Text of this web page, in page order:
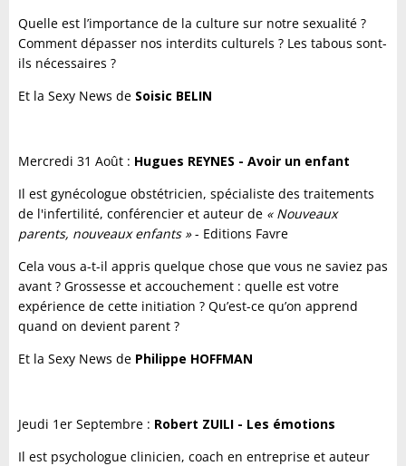
Quelle est l’importance de la culture sur notre sexualité ?
Comment dépasser nos interdits culturels ? Les tabous sont-
ils nécessaires ?
Et la Sexy News de Soisic BELIN
Mercredi 31 Août : Hugues REYNES - Avoir un enfant
Il est gynécologue obstétricien, spécialiste des traitements
de l'infertilité, conférencier et auteur de « Nouveaux
parents, nouveaux enfants »- Editions Favre
Cela vous a-t-il appris quelque chose que vous ne saviez pas
avant ? Grossesse et accouchement : quelle est votre
expérience de cette initiation ? Qu’est-ce qu’on apprend
quand on devient parent ?
Et la Sexy News de Philippe HOFFMAN
Jeudi 1er Septembre : Robert ZUILI - Les émotions
Il est psychologue clinicien, coach en entreprise et auteur